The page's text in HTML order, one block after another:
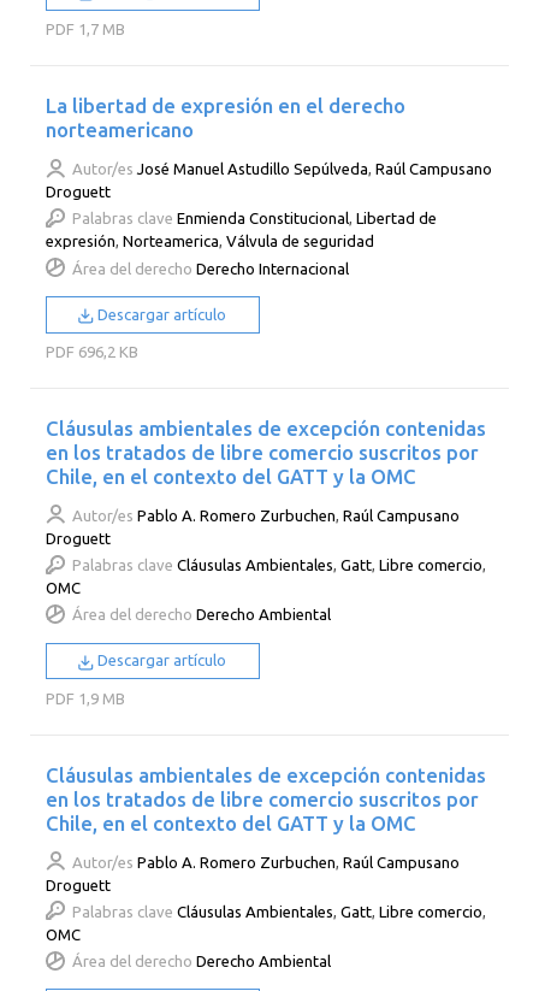
PDF 1,7 MB
La libertad de expresión en el derecho
norteamericano
Autor/es José Manuel Astudillo Sepúlveda,Raúl Campusano
Droguett
Palabras clave Enmienda Constitucional,Libertad de
expresión,Norteamerica,Válvula de seguridad
Área del derecho Derecho Internacional
Descargar artículo
PDF 696,2 KB
Cláusulas ambientales de excepción contenidas
en los tratados de libre comercio suscritos por
Chile, en el contexto del GATT y la OMC
Autor/es Pablo A. Romero Zurbuchen,Raúl Campusano
Droguett
Palabras clave Cláusulas Ambientales,Gatt,Libre comercio,
OMC
Área del derecho Derecho Ambiental
Descargar artículo
PDF 1,9 MB
Cláusulas ambientales de excepción contenidas
en los tratados de libre comercio suscritos por
Chile, en el contexto del GATT y la OMC
Autor/es Pablo A. Romero Zurbuchen ,Raúl Campusano
Droguett
Palabras clave Cláusulas Ambientales,Gatt,Libre comercio,
OMC
Área del derecho Derecho Ambiental